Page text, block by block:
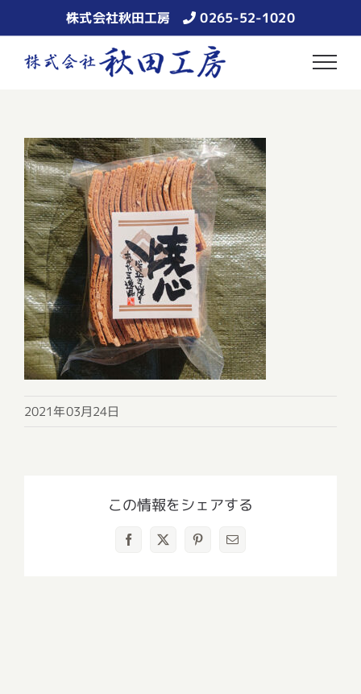
to
content
株式会社秋田工房 0265-52-1020
2021年03月24日
この情報をシェアする
Facebook
X Pinterest
電